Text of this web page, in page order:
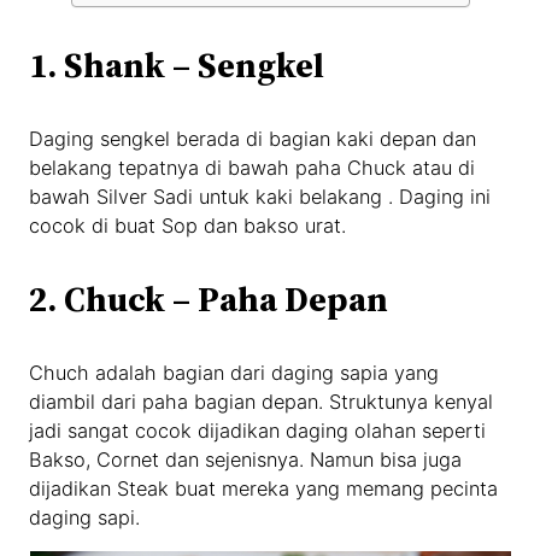
1. Shank – Sengkel
Daging sengkel berada di bagian kaki depan dan
belakang tepatnya di bawah paha Chuck atau di
bawah Silver Sadi untuk kaki belakang . Daging ini
cocok di buat Sop dan bakso urat.
2. Chuck – Paha Depan
Chuch adalah bagian dari daging sapia yang
diambil dari paha bagian depan. Struktunya kenyal
jadi sangat cocok dijadikan daging olahan seperti
Bakso, Cornet dan sejenisnya. Namun bisa juga
dijadikan Steak buat mereka yang memang pecinta
daging sapi.